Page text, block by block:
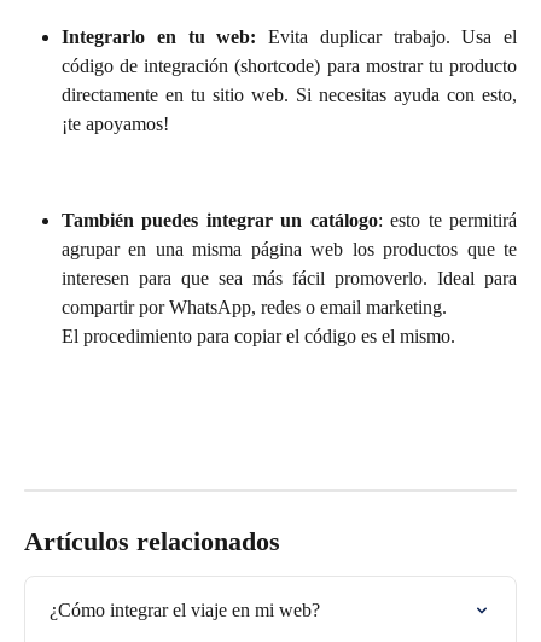
Integrarlo en tu web: Evita duplicar trabajo. Usa el
código de integración (shortcode) para mostrar tu producto
directamente en tu sitio web. Si necesitas ayuda con esto,
¡te apoyamos!
También puedes integrar un catálogo: esto te permitirá
agrupar en una misma página web los productos que te
interesen para que sea más fácil promoverlo. Ideal para
compartir por WhatsApp, redes o email marketing.
El procedimiento para copiar el código es el mismo.
Artículos relacionados
¿Cómo integrar el viaje en mi web?